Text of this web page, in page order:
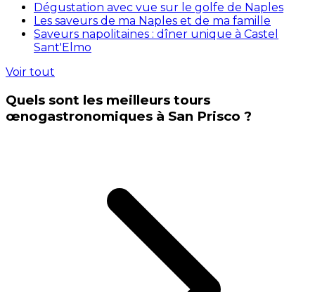
Dégustation avec vue sur le golfe de Naples
Les saveurs de ma Naples et de ma famille
Saveurs napolitaines : dîner unique à Castel
Sant'Elmo
Voir tout
Quels sont les meilleurs tours
œnogastronomiques à San Prisco ?